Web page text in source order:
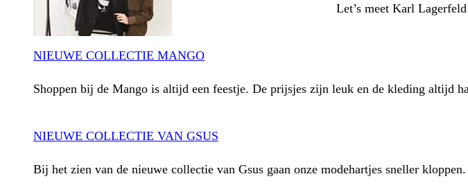
Let’s meet Karl
NIEUWE COLLECTIE MANGO
Shoppen bij de Mango is altijd een feestje. De prijsjes zijn leuk en de kleding altijd
NIEUWE COLLECTIE VAN GSUS
Bij het zien van de nieuwe collectie van Gsus gaan onze modehartjes sneller